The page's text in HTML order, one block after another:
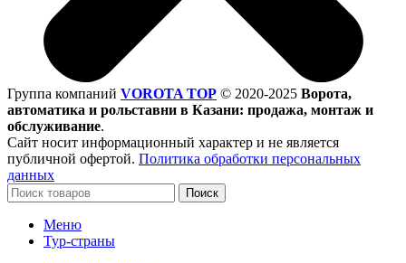
Группа компаний VOROTA TOP © 2020-2025 Ворота,
автоматика и рольставни в Казани: продажа, монтаж и
обслуживание.
Сайт носит информационный характер и не является
публичной офертой. Политика обработки персональных
данных
Поиск
Меню
Тур-страны